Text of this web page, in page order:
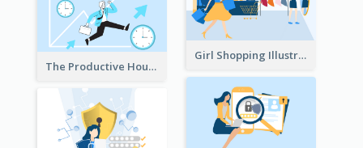
Girl Shopping Illustration
The Productive Hours